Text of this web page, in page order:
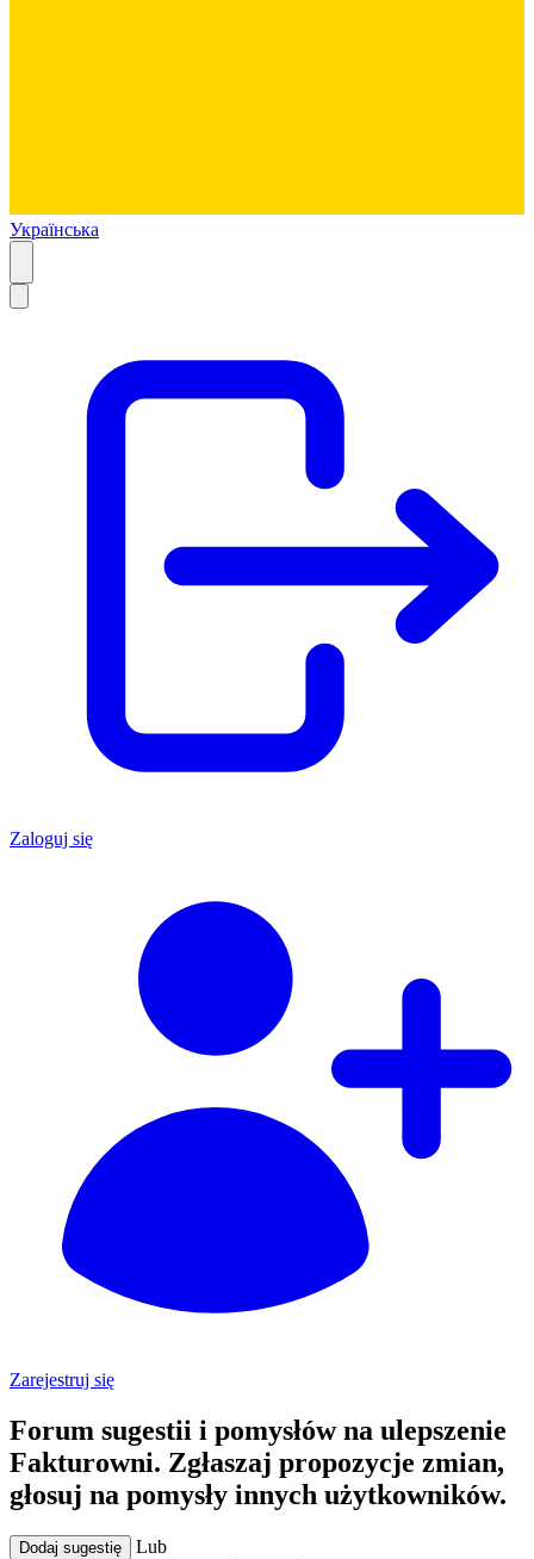
Українська
Zaloguj się
Zarejestruj się
Forum sugestii i pomysłów na ulepszenie
Fakturowni. Zgłaszaj propozycje zmian,
głosuj na pomysły innych użytkowników.
Dodaj sugestię Lub